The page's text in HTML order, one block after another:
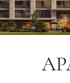
KONTAKT